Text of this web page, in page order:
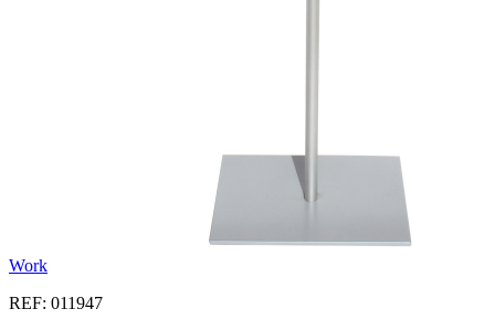
Work
REF: 011947